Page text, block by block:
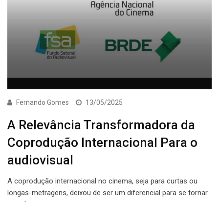
Fernando Gomes 13/05/2025
A Relevância Transformadora da
Coprodução Internacional Para o
audiovisual
A coprodução internacional no cinema, seja para curtas ou
longas-metragens, deixou de ser um diferencial para se tornar